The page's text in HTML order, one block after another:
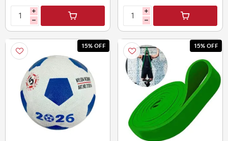
i
h
i
h
15% OFF 15% OFF